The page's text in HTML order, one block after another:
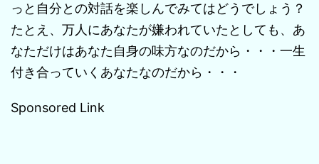
っと自分との対話を楽しんでみてはどうでしょう？
たとえ、万人にあなたが嫌われていたとしても、あ
なただけはあなた自身の味方なのだから・・・一生
付き合っていくあなたなのだから・・・
Sponsored Link